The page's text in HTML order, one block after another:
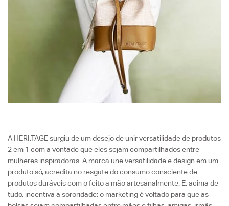
A HERI.TAGE surgiu de um desejo de unir versatilidade de produtos
2 em 1 com a vontade que eles sejam compartilhados entre
mulheres inspiradoras. A marca une versatilidade e design em um
produto só, acredita no resgate do consumo consciente de
produtos duráveis com o feito a mão artesanalmente. E, acima de
tudo, incentiva a sororidade: o marketing é voltado para que as